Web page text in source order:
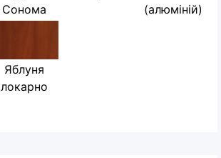
Сонома
(алюміній)
Яблуня
локарно